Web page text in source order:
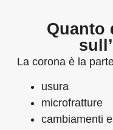
Quanto
La corona è la
usura
microfratture
cambiamenti